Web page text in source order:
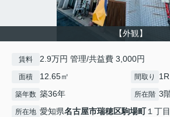
【外観】
賃料 2.9万円 管理/共益費 3,000円
面積 12.65㎡ 間取り 1R
築年数 築36年 所在階 3
所在地 愛知県名古屋市瑞穂区駒場町１丁目